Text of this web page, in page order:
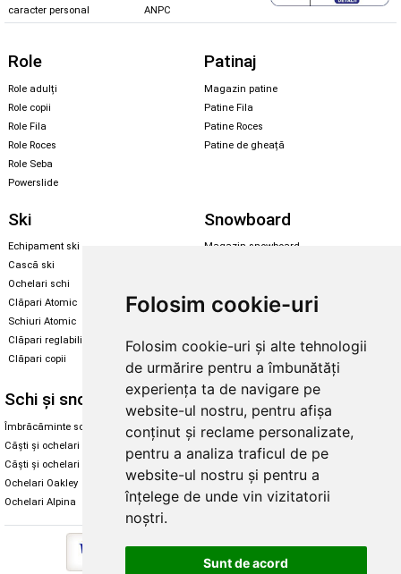
Folosim cookie-uri
Folosim cookie-uri și alte tehnologii
de urmărire pentru a îmbunătăți
experiența ta de navigare pe
website-ul nostru, pentru afișa
conținut și reclame personalizate,
pentru a analiza traficul de pe
website-ul nostru și pentru a
înțelege de unde vin vizitatorii
noștri.
Sunt de acord
caracter personal
ANPC
Role
Role adulți
Role copii
Role Fila
Role Roces
Role Seba
Powerslide
Patinaj
Magazin patine
Patine Fila
Patine Roces
Patine de gheață
Ski
Echipament ski
Cască ski
Ochelari schi
Clăpari Atomic
Schiuri Atomic
Clăpari reglabili
Clăpari copii
Snowboard
Magazin snowboard
Santa Cruz
Enuff Skateboards
Schi și snowboard
Îmbrăcăminte schi și snowboard
Căști și ochelari de iarnă
Căști și ochelari Alpina
Ochelari Oakley
Ochelari Alpina
Diverse
Cum aleg rolele
Cum aleg ochelarii
Ochelari de soare Oakley
Ochelari de soare Alpina
Intretinere manusi